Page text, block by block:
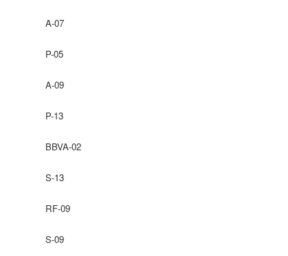
A-07
P-05
A-09
P-13
BBVA-02
S-13
RF-09
S-09